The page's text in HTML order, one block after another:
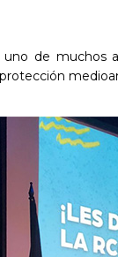
de muchos